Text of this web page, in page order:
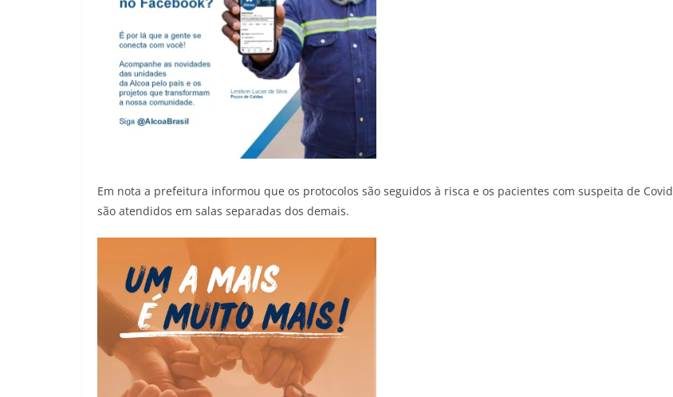
Em nota a prefeitura informou que os protocolos são seguidos à risca e os pacientes com suspeita de Covid
são atendidos em salas separadas dos demais.